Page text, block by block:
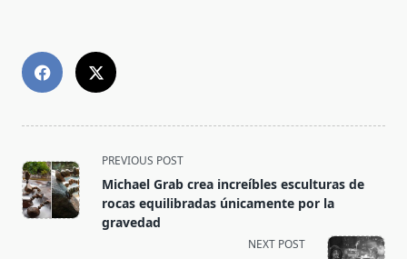
<span
class="nav-
subtitle
screen-
PREVIOUS POST
Michael Grab crea increíbles esculturas de
rocas equilibradas únicamente por la
gravedad
NEXT POST